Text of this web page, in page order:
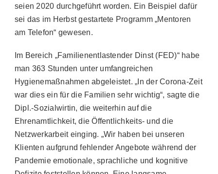
seien 2020 durchgeführt worden. Ein Beispiel dafür
sei das im Herbst gestartete Programm „Mentoren
am Telefon“ gewesen.
Im Bereich „Familienentlastender Dinst (FED)“ habe
man 363 Stunden unter umfangreichen
Hygienemaßnahmen abgeleistet. „In der Corona-Zeit
war dies ein für die Familien sehr wichtig“, sagte die
Dipl.-Sozialwirtin, die weiterhin auf die
Ehrenamtlichkeit, die Öffentlichkeits- und die
Netzwerkarbeit einging. „Wir haben bei unseren
Klienten aufgrund fehlender Angebote während der
Pandemie emotionale, sprachliche und kognitive